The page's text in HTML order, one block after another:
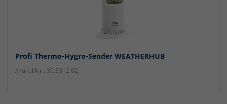
Profi Thermo-Hygro-Sender WEATHERHUB
Artikel Nr.: 30.3312.02